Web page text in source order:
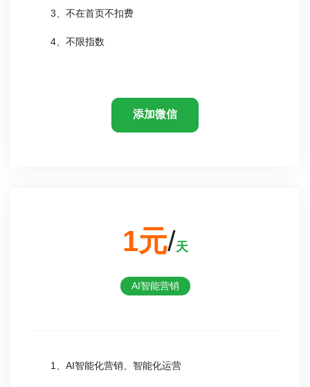
3、不在首页不扣费
4、不限指数
添加微信
1元/天
AI智能营销
1、AI智能化营销、智能化运营